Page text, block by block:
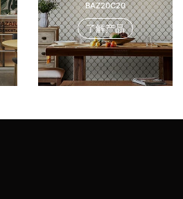
BAZ20C20
了解产品